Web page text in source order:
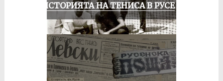
ЗА ИСТОРИЯТА НА ТЕНИСА В РУСЕ